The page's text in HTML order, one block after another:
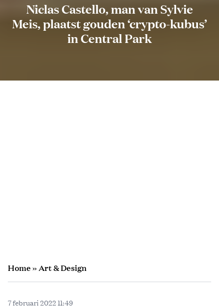
Niclas Castello, man van Sylvie
Meis, plaatst gouden ‘crypto-kubus’
in Central Park
Home» Art & Design
7 februari 2022 11:49